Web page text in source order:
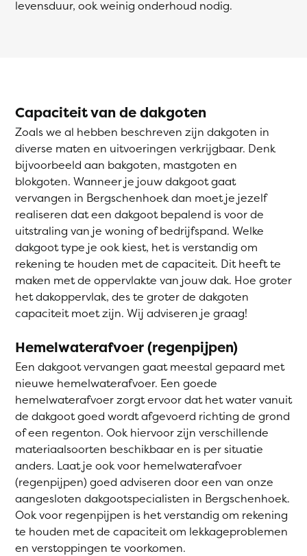
levensduur, ook weinig onderhoud nodig.
Capaciteit van de dakgoten
Zoals we al hebben beschreven zijn dakgoten in
diverse maten en uitvoeringen verkrijgbaar. Denk
bijvoorbeeld aan bakgoten, mastgoten en
blokgoten. Wanneer je jouw dakgoot gaat
vervangen in Bergschenhoek dan moet je jezelf
realiseren dat een dakgoot bepalend is voor de
uitstraling van je woning of bedrijfspand. Welke
dakgoot type je ook kiest, het is verstandig om
rekening te houden met de capaciteit. Dit heeft te
maken met de oppervlakte van jouw dak. Hoe groter
het dakoppervlak, des te groter de dakgoten
capaciteit moet zijn. Wij adviseren je graag!
Hemelwaterafvoer (regenpijpen)
Een dakgoot vervangen gaat meestal gepaard met
nieuwe hemelwaterafvoer. Een goede
hemelwaterafvoer zorgt ervoor dat het water vanuit
de dakgoot goed wordt afgevoerd richting de grond
of een regenton. Ook hiervoor zijn verschillende
materiaalsoorten beschikbaar en is per situatie
anders. Laat je ook voor hemelwaterafvoer
(regenpijpen) goed adviseren door een van onze
aangesloten dakgootspecialisten in Bergschenhoek.
Ook voor regenpijpen is het verstandig om rekening
te houden met de capaciteit om lekkageproblemen
en verstoppingen te voorkomen.